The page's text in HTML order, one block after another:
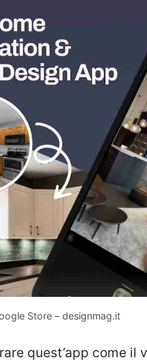
Store – designmag.it
quest’app come il